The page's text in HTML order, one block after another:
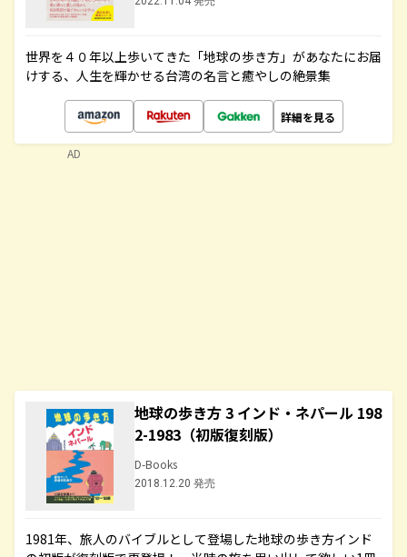
世界を４０年以上歩いてきた「地球の歩き方」があなたにお届
けする、人生を輝かせる台湾の名言と癒やしの絶景集
詳細を見る
地球の歩き方 3 インド・ネパール 198
2-1983（初版復刻版）
D-Books
2018.12.20 発売
1981年、旅人のバイブルとして登場した地球の歩き方インド
AD